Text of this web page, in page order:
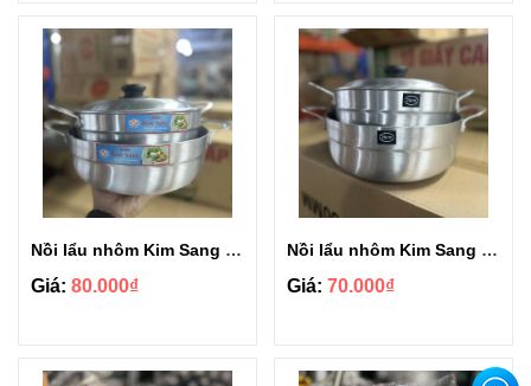
Nồi lẩu nhôm Kim Sang siêu dày size 26cm
Giá: 80.000₫
Nồi lẩu nhôm Kim Sang siêu dày size 24cm
Giá: 70.000₫